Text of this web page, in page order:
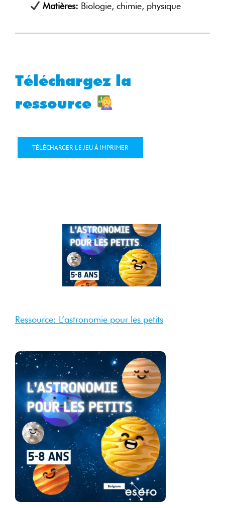
Matières: Biologie, chimie, physique
Téléchargez la
ressource
TÉLÉCHARGER LE JEU À IMPRIMER
Ressource: L’astronomie pour les petits